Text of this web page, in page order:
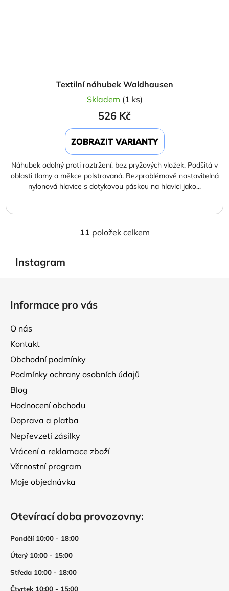
Textilní náhubek Waldhausen
Skladem (1 ks)
526 Kč
ZOBRAZIT VARIANTY
Náhubek odolný proti roztržení, bez pryžových vložek. Podšitá v
oblasti tlamy a měkce polstrovaná. Bezproblémově nastavitelná
nylonová hlavice s dotykovou páskou na hlavici jako...
O
y
11 položek celkem
Instagram
Informace pro vás
O nás
Kontakt
Obchodní podmínky
Podmínky ochrany osobních údajů
Blog
Hodnocení obchodu
Doprava a platba
Nepřevzetí zásilky
Vrácení a reklamace zboží
Věrnostní program
Moje objednávka
Otevírací doba provozovny:
Pondělí 10:00 - 18:00
Úterý 10:00 - 15:00
Středa 10:00 - 18:00
Čtvrtek 10:00 - 15:00